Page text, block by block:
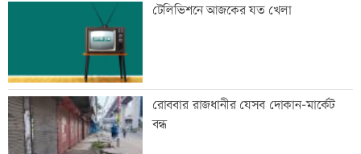
টেলিভিশনে আজকের যত খেলা
রোববার রাজধানীর যেসব দোকান-মার্কেট
বন্ধ